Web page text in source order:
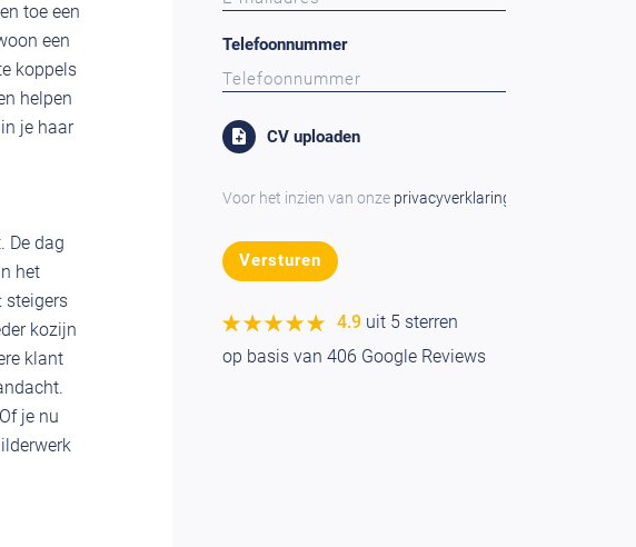
toe een
een
koppels
helpen
je haar
De dag
het
steigers
kozijn
klant
je nu
Telefoonnummer
CV uploaden
Voor het inzien van onze privacyverklaring
★★★★★
★★★★★ 4.9 uit 5 sterren
op basis van 406 Google Reviews